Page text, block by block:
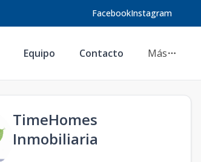
FacebookInstagram
Equipo Contacto Más
TimeHomes
Inmobiliaria